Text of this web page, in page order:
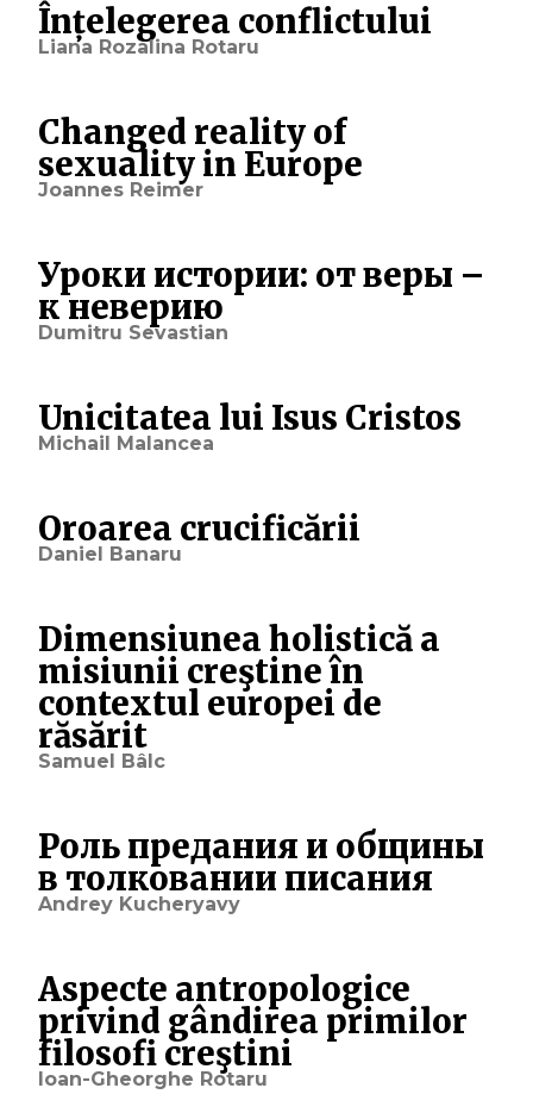
Înțelegerea conflictului
Liana Rozalina Rotaru
Changed reality of
sexuality in Europe
Joannes Reimer
Уроки истории: от веры –
к неверию
Dumitru Sevastian
Unicitatea lui Isus Cristos
Michail Malancea
Oroarea crucificării
Daniel Banaru
Dimensiunea holistică a
misiunii creştine în
contextul europei de
răsărit
Samuel Bâlc
Роль предания и общины
в толковании писания
Andrey Kucheryavy
Aspecte antropologice
privind gândirea primilor
filosofi creştini
Ioan-Gheorghe Rotaru